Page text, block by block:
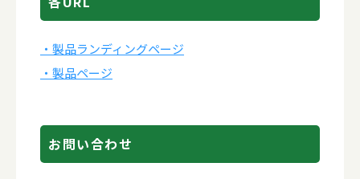
・製品ランディングページ
・製品ページ
お問い合わせ